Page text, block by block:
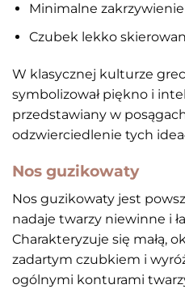
Minimalne zakrzywienie
Czubek lekko
W klasycznej kulturze
symbolizował piękno i
przedstawiany w
odzwierciedlenie tych
Nos guzikowaty
Nos guzikowaty jest
nadaje twarzy niewinne i
Charakteryzuje się małą,
zadartym czubkiem i
ogólnymi konturami